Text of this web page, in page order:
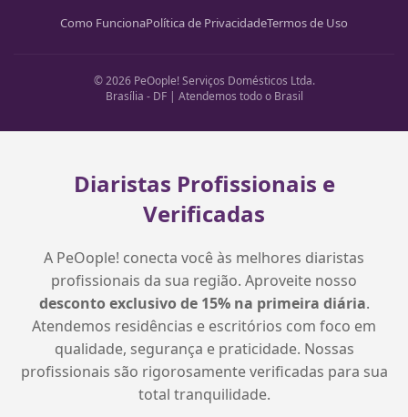
Como FuncionaPolítica de PrivacidadeTermos de Uso
© 2026 PeOople! Serviços Domésticos Ltda.
Brasília - DF | Atendemos todo o Brasil
Diaristas Profissionais e
Verificadas
A PeOople! conecta você às melhores diaristas
profissionais da sua região. Aproveite nosso
desconto exclusivo de 15% na primeira diária.
Atendemos residências e escritórios com foco em
qualidade, segurança e praticidade. Nossas
profissionais são rigorosamente verificadas para sua
total tranquilidade.